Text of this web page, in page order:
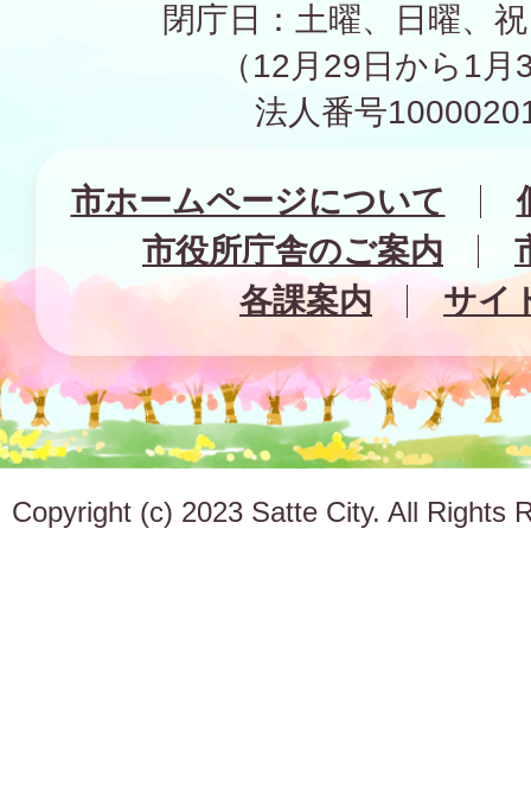
閉庁日：土曜、日曜、
（12月29日から1
法人番号
市ホームページについて
市役所庁舎のご案内
各課案内
サイ
Copyright (c) 2023 Satte City. All Rights